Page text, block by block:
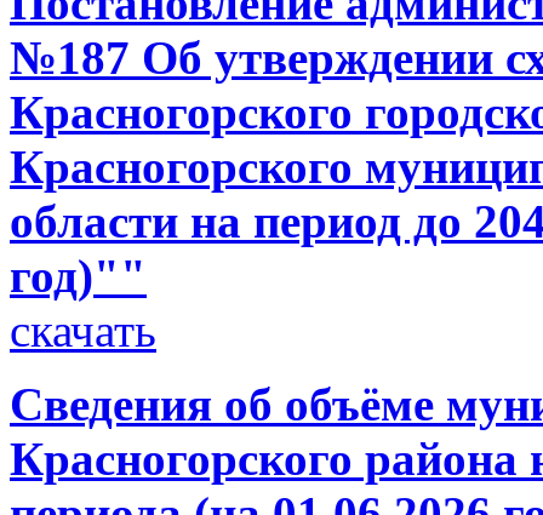
№187 Об утверждении
Красногорского
Красногорского
области на период до
год)""
скачать
Сведения об объёме
Красногорского района